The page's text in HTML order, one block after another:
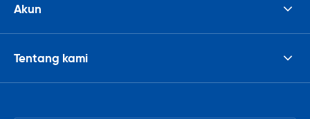
Akun
Tentang kami